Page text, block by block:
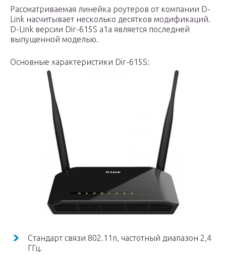
Рассматриваемая линейка роутеров от компании D-
Link насчитывает несколько десятков модификаций.
D-Link версии Dir-615S a1a является последней
выпущенной моделью.
Основные характеристики Dir-615S:
Стандарт связи 802.11n, частотный диапазон 2,4
ГГц.